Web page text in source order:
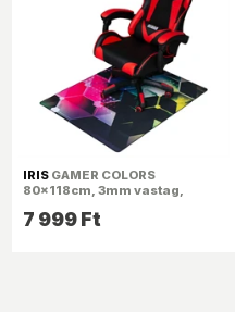
IRIS GAMER COLORS
80x118cm, 3mm vastag,
7 999 Ft